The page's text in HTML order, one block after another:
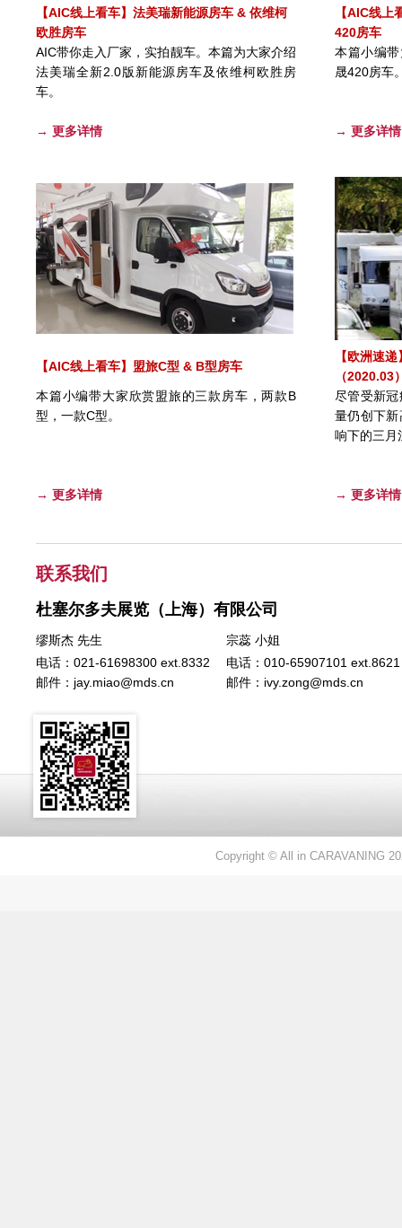
【AIC线上看车】法美瑞新能源房车 & 依维柯
欧胜房车
【AIC线
420房车
AIC带你走入厂家，实拍靓车。本篇为大家介绍
法美瑞全新2.0版新能源房车及依维柯欧胜房
车。
→ 更多详情
本篇小编
晟420房车
→ 更多详情
【AIC线上看车】盟旅C型 & B型房车
【欧洲速
（2020.03
本篇小编带大家欣赏盟旅的三款房车，两款B
型，一款C型。
→ 更多详情
尽管受新
量仍创下
响下的三月
→ 更多详情
联系我们
杜塞尔多夫展览（上海）有限公司
缪斯杰 先生
宗蕊 小姐
电话：021-61698300 ext.8332
电话：010-65907101 ext.8621
邮件： jay.miao@mds.cn 邮件： ivy.zong@mds.cn
Copyright © All in CARAVANING